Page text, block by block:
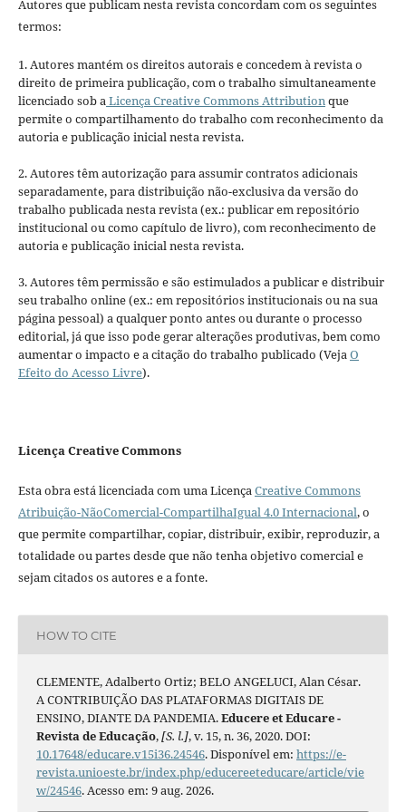
Autores que publicam nesta revista concordam com os seguintes
termos:
1. Autores mantém os direitos autorais e concedem à revista o
direito de primeira publicação, com o trabalho simultaneamente
licenciado sob aLicença Creative Commons Attributionque
permite o compartilhamento do trabalho com reconhecimento da
autoria e publicação inicial nesta revista.
2. Autores têm autorização para assumir contratos adicionais
separadamente, para distribuição não-exclusiva da versão do
trabalho publicada nesta revista (ex.: publicar em repositório
institucional ou como capítulo de livro), com reconhecimento de
autoria e publicação inicial nesta revista.
3. Autores têm permissão e são estimulados a publicar e distribuir
seu trabalho online (ex.: em repositórios institucionais ou na sua
página pessoal) a qualquer ponto antes ou durante o processo
editorial, já que isso pode gerar alterações produtivas, bem como
aumentar o impacto e a citação do trabalho publicado (VejaO
Efeito do Acesso Livre).
Licença Creative Commons
Esta obra está licenciada com uma LicençaCreative Commons
Atribuição-NãoComercial-CompartilhaIgual 4.0 Internacional, o
que permite compartilhar, copiar, distribuir, exibir, reproduzir, a
totalidade ou partes desde que não tenha objetivo comercial e
sejam citados os autores e a fonte.
HOW TO CITE
CLEMENTE, Adalberto Ortiz; BELO ANGELUCI, Alan César.
A CONTRIBUIÇÃO DAS PLATAFORMAS DIGITAIS DE
ENSINO, DIANTE DA PANDEMIA.Educere et Educare -
Revista de Educação,[S. l.], v. 15, n. 36, 2020. DOI:
10.17648/educare.v15i36.24546. Disponível em: https://e-
revista.unioeste.br/index.php/educereeteducare/article/vie
w/24546. Acesso em: 9 aug. 2026.